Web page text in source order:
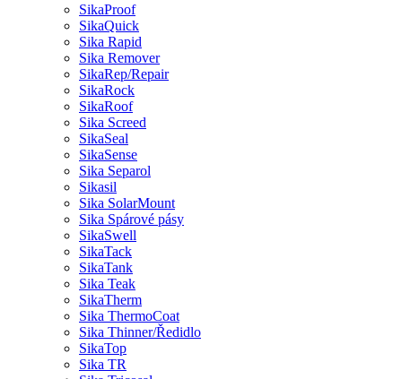
SikaProof
SikaQuick
Sika Rapid
Sika Remover
SikaRep/Repair
SikaRock
SikaRoof
Sika Screed
SikaSeal
SikaSense
Sika Separol
Sikasil
Sika SolarMount
Sika Spárové pásy
SikaSwell
SikaTack
SikaTank
Sika Teak
SikaTherm
Sika ThermoCoat
Sika Thinner/Ředidlo
SikaTop
Sika TR